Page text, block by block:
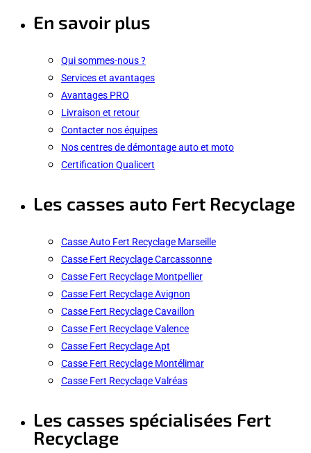
En savoir plus
Qui sommes-nous ?
Services et avantages
Avantages PRO
Livraison et retour
Contacter nos équipes
Nos centres de démontage auto et moto
Certification Qualicert
Les casses auto Fert Recyclage
Casse Auto Fert Recyclage Marseille
Casse Fert Recyclage Carcassonne
Casse Fert Recyclage Montpellier
Casse Fert Recyclage Avignon
Casse Fert Recyclage Cavaillon
Casse Fert Recyclage Valence
Casse Fert Recyclage Apt
Casse Fert Recyclage Montélimar
Casse Fert Recyclage Valréas
Les casses spécialisées Fert
Recyclage